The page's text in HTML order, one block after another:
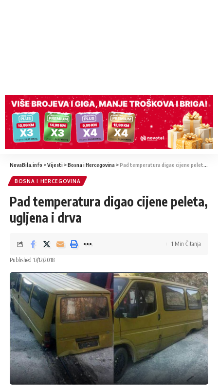
NovaBila.info >Vijesti >Bosna i Hercegovina >Pad temperatura digao cijene peleta, ugljena i drva
BOSNA I HERCEGOVINA
Pad temperatura digao cijene peleta,
ugljena i drva
Published 17/12/2018
1 Min Čitanja